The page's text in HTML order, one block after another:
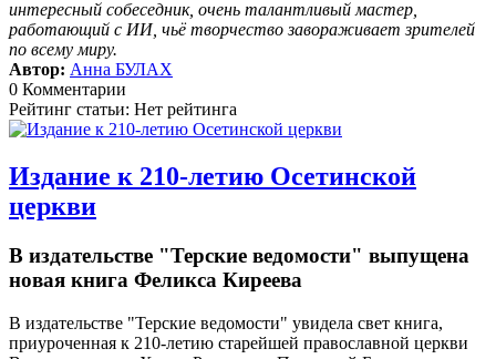
интересный собеседник, очень талантливый мастер,
работающий с ИИ, чьё творчество завораживает зрителей
по всему миру.
Автор: Анна БУЛАХ
0 Комментарии
Рейтинг статьи: Нет рейтинга
Издание к 210-летию Осетинской
церкви
В издательстве "Терские ведомости" выпущена
новая книга Феликса Киреева
В издательстве "Терские ведомости" увидела свет книга,
приуроченная к 210-летию старейшей православной церкви